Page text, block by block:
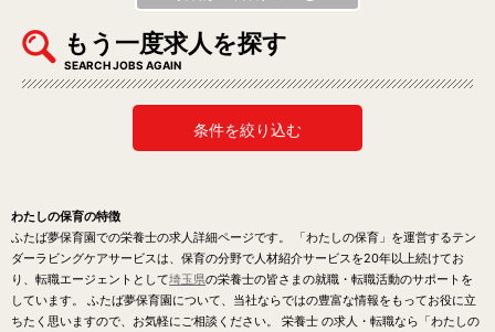
もう一度求人を探す
SEARCH JOBS AGAIN
条件を絞り込む
わたしの保育の特徴
ふたば夢保育園での栄養士の求人詳細ページです。 「わたしの保育」を運営するテン
ダーラビングケアサービスは、保育の分野で人材紹介サービスを20年以上続けてお
り、転職エージェントとして埼玉県の栄養士の皆さまの就職・転職活動のサポートを
しています。 ふたば夢保育園について、当社ならではの豊富な情報をもってお役に立
ちたく思いますので、お気軽にご相談ください。 栄養士 の求人・転職なら「わたしの